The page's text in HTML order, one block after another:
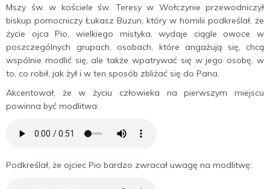
Mszy św. w kościele św. Teresy w Wołczynie przewodniczył
biskup pomocniczy Łukasz Buzun, który w homilii podkreślał, że
życie ojca Pio, wielkiego mistyka, wydaje ciągle owoce w
poszczególnych grupach, osobach, które angażują się, chcą
wspólnie modlić się, ale także wpatrywać się w jego osobę, w
to, co robił, jak żył i w ten sposób zbliżać się do Pana.
Akcentował, że w życiu człowieka na pierwszym miejscu
powinna być modlitwa:
Podkreślał, że ojciec Pio bardzo zwracał uwagę na modlitwę: